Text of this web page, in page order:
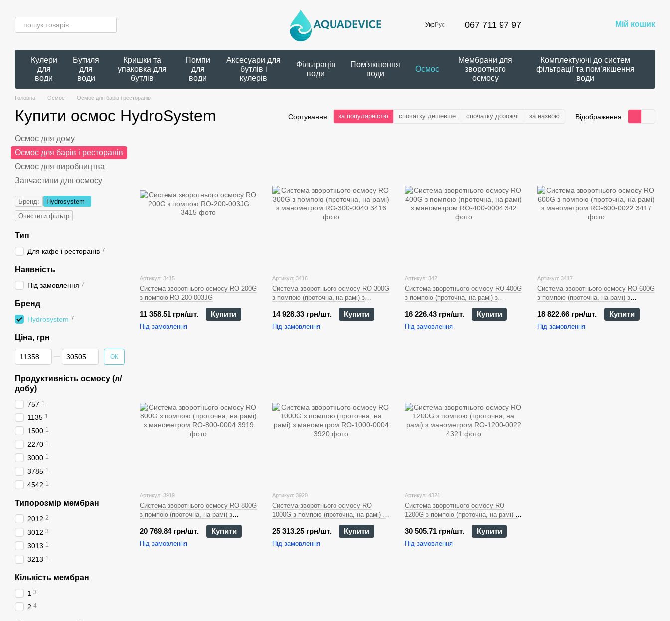
УкрРус 067 711 97 97 Мій кошик
Кулери
для
води
Бутиля
для
води
Кришки та
упаковка для
бутлів
Помпи
для
води
Аксесуари для
бутлів і
кулерів
Фільтрація
води
Пом'якшення
води
Осмос
Мембрани для
зворотного
осмосу
Комплектуючі до систем
фільтрації та пом’якшення
води
Головна Осмос Осмос для барів і ресторанів
Купити осмос HydroSystem Сортування: за популярністю спочатку дешевше спочатку дорожчі за назвою Відображення:
Артикул: 3415
Система зворотнього осмосу RO 200G
з помпою RO-200-003JG
11 358.51 грн/шт. Купити
Під замовлення
Артикул: 3416
Система зворотнього осмосу RO 300G
з помпою (проточна, на рамі) з
манометром RO-300-0040
14 928.33 грн/шт. Купити
Під замовлення
Артикул: 342
Система зворотнього осмосу RO 400G
з помпою (проточна, на рамі) з
манометром RO-400-0004
16 226.43 грн/шт. Купити
Під замовлення
Артикул: 3417
Система зворотнього осмосу RO 600G
з помпою (проточна, на рамі) з
манометром RO-600-0022
18 822.66 грн/шт. Купити
Під замовлення
Артикул: 3919
Система зворотнього осмосу RO 800G
з помпою (проточна, на рамі) з
манометром RO-800-0004
20 769.84 грн/шт. Купити
Під замовлення
Артикул: 3920
Система зворотнього осмосу RO
1000G з помпою (проточна, на рамі) з
манометром RO-1000-0004
25 313.25 грн/шт. Купити
Під замовлення
Артикул: 4321
Система зворотнього осмосу RO
1200G з помпою (проточна, на рамі) з
манометром RO-1200-0022
30 505.71 грн/шт. Купити
Під замовлення
Осмос для дому
Осмос для барів і ресторанів
Осмос для виробництва
Запчастини для осмосу
Бренд:
Hydrosystem
Очистити фільтр
Тип
Для кафе і ресторанів 7
Наявність
Під замовлення 7
Бренд
Hydrosystem 7
Ціна, грн
Від Ціна, грн
До Ціна, грн ОК
Продуктивність осмосу (л/
добу)
757 1
1135 1
1500 1
2270 1
3000 1
3785 1
4542 1
Типорозмір мембран
2012 2
3012 3
3013 1
3213 1
Кількість мембран
1 3
2 4